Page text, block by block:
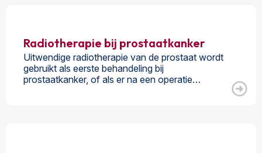
Radiotherapie bij prostaatkanker
Uitwendige radiotherapie van de prostaat wordt
gebruikt als eerste behandeling bij
prostaatkanker, of als er na een operatie…